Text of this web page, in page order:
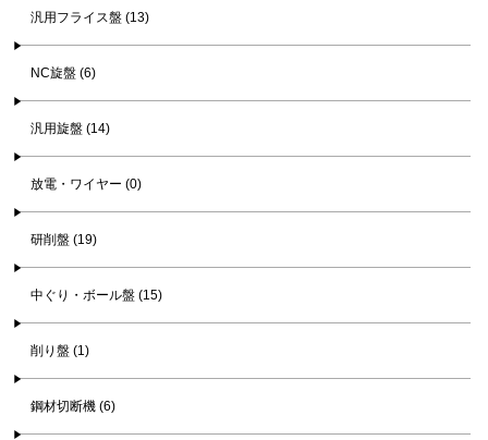
汎用フライス盤 (13)
NC旋盤 (6)
汎用旋盤 (14)
放電・ワイヤー (0)
研削盤 (19)
中ぐり・ボール盤 (15)
削り盤 (1)
鋼材切断機 (6)